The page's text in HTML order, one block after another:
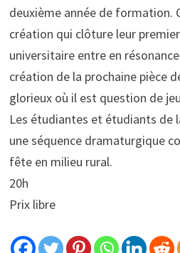
deuxième année de formation.
création qui clôture leur
universitaire entre en
création de la prochaine pièce
glorieux où il est question de
Les étudiantes et étudiants de
une séquence dramaturgique
fête en milieu rural.
20h
Prix libre